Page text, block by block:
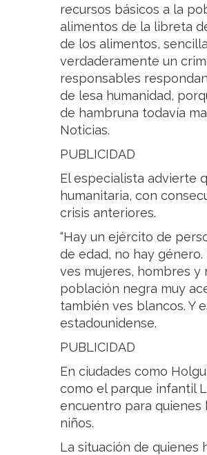
recursos básicos a la
alimentos de la libreta
de los alimentos,
verdaderamente un
responsables
de lesa humanidad,
de hambruna todavía
Noticias.
PUBLICIDAD
El especialista advierte
humanitaria, con
crisis anteriores.
“Hay un ejército de
de edad, no hay
ves mujeres, hombres y
población negra muy
también ves blancos. Y
estadounidense.
PUBLICIDAD
En ciudades como
como el parque infantil
encuentro para quienes
niños.
La situación de quienes